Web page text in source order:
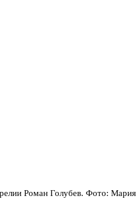
Роман Голубев. Фото: